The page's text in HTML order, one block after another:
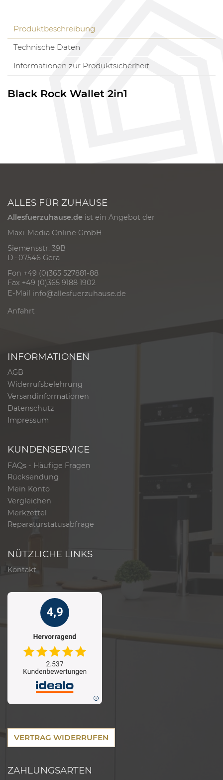
Produktbeschreibung
Technische Daten
Informationen zur Produktsicherheit
Black Rock Wallet 2in1
ALLES FÜR ZUHAUSE
Allesfuerzuhause.de ist ein Angebot der
Maxi-Media Online GmbH
Siemensstr. 39B
D - 07546 Gera
Fon +49 (0)365 527881-88
Fax +49 (0)365 9188 1902
E-Mail info@allesfuerzuhause.de
Anfahrt
INFORMATIONEN
AGB
Widerrufsbelehrung
Versandinformationen
Datenschutz
Impressum
KUNDENSERVICE
FAQs - Häufige Fragen
Rücksendung
Mein Konto
Vergleichen
Merkzettel
Reparaturstatusabfrage
NÜTZLICHE LINKS
Kontakt
VERTRAG WIDERRUFEN
ZAHLUNGSARTEN